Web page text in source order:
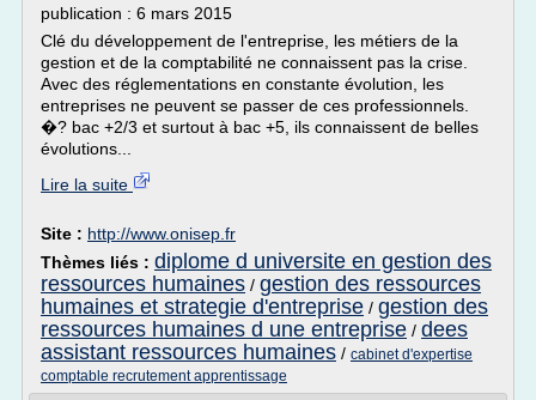
publication : 6 mars 2015
Clé du développement de l'entreprise, les métiers de la
gestion et de la comptabilité ne connaissent pas la crise.
Avec des réglementations en constante évolution, les
entreprises ne peuvent se passer de ces professionnels.
�? bac +2/3 et surtout à bac +5, ils connaissent de belles
évolutions...
Lire la suite
Site : http://www.onisep.fr
Thèmes liés : diplome d universite en gestion des
ressources humaines / gestion des ressources
humaines et strategie d'entreprise / gestion des
ressources humaines d une entreprise / dees
assistant ressources humaines / cabinet d'expertise
comptable recrutement apprentissage